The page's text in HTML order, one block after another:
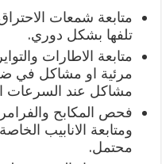
متابعة شمعات الاحتراق
تلفها بشكل دوري.
متابعة الاطارات
مرئية او مشاكل في
مشاكل عند السرعات
فحص المكابح
ومتابعة الانابيب
محتمل.